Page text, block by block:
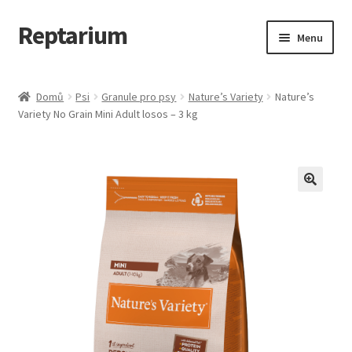
Přeskočit
na
Přejít
k
webu
Reptarium Menu
Košík
Domů Psi Granule pro psy Nature’s Variety
Nature’s
Variety No Grain Mini Adult losos – 3 kg